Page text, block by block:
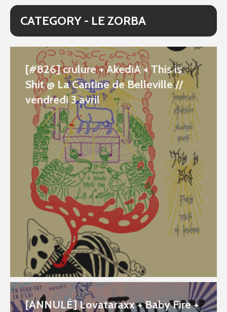
CATEGORY - LE ZORBA
[#826] crulure + AkediA + This is
Shit @ La Cantine de Belleville //
vendredi 3 avril
[ANNULÉ] Lovataraxx + Baby Fire +